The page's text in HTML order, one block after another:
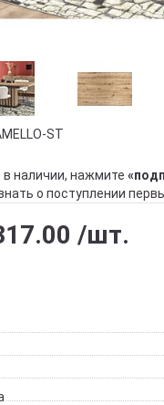
ST
в наличии, нажмите
о поступлении
/шт.